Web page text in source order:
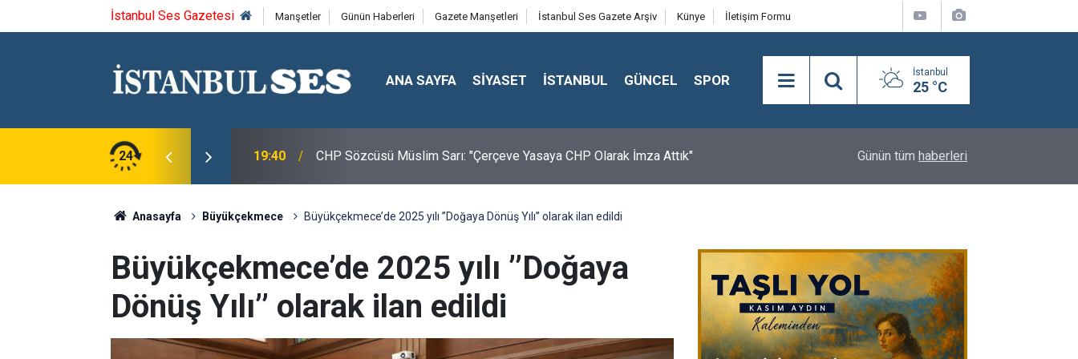
İstanbul Ses Gazetesi Manşetler Günün Haberleri Gazete Manşetleri İstanbul Ses Gazete Arşiv Künye İletişim Formu
ANA SAYFA SİYASET İSTANBUL GÜNCEL SPOR İstanbul
25 °C
24
CHP Spor Kurulu Üyeleri ile Bir Araya
19:40 CHP Sözcüsü Müslim Sarı: "Çerçeve Yasaya CHP Olarak İmza Attık" Y.A.A.Y.D. Derneği Koşusu’nda birinciliğe Kral
Günün tüm haberleri
Anasayfa Büyükçekmece Büyükçekmece’de 2025 yılı ’’Doğaya Dönüş Yılı’’ olarak ilan edildi
Büyükçekmece’de 2025 yılı ’’Doğaya
Dönüş Yılı’’ olarak ilan edildi